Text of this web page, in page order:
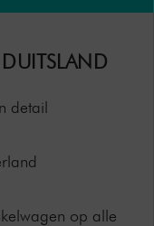
detail
op alle